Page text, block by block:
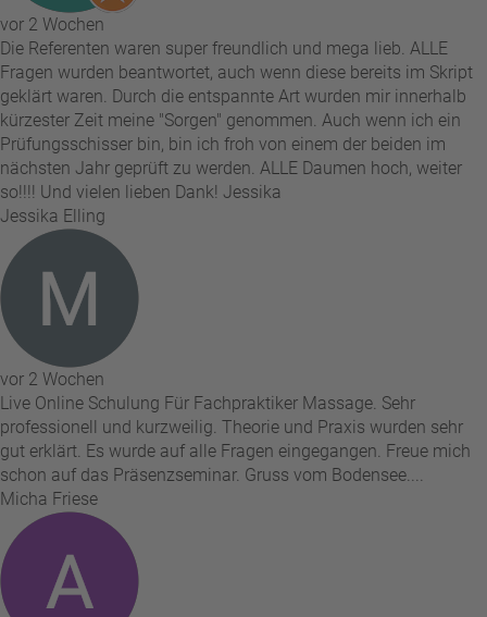
vor 2 Wochen
Die Referenten waren super freundlich und mega lieb. ALLE
Fragen wurden beantwortet, auch wenn diese bereits im Skript
geklärt waren. Durch die entspannte Art wurden mir innerhalb
kürzester Zeit meine "Sorgen" genommen. Auch wenn ich ein
Prüfungsschisser bin, bin ich froh von einem der beiden im
nächsten Jahr geprüft zu werden. ALLE Daumen hoch, weiter
so!!!! Und vielen lieben Dank! Jessika
Jessika Elling
vor 2 Wochen
Live Online Schulung Für Fachpraktiker Massage. Sehr
professionell und kurzweilig. Theorie und Praxis wurden sehr
gut erklärt. Es wurde auf alle Fragen eingegangen. Freue mich
schon auf das Präsenzseminar. Gruss vom Bodensee....
Micha Friese